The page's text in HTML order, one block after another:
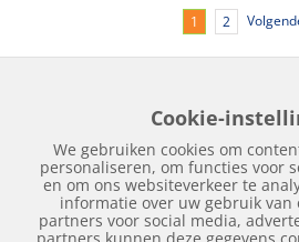
1 2
Over Hockeykrant
Nieuws
Cookie-
We gebruiken cookies om
personaliseren, om functies voor
en om ons websiteverkeer te
informatie over uw gebruik van
partners voor social media,